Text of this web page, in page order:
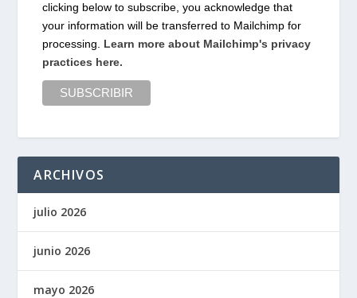
clicking below to subscribe, you acknowledge that
your information will be transferred to Mailchimp for
processing. Learn more about Mailchimp's privacy
practices here.
ARCHIVOS
julio 2026
junio 2026
mayo 2026